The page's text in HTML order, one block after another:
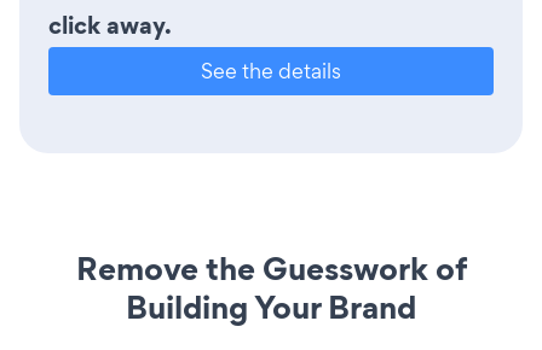
click away.
See the details
Remove the Guesswork of
Building Your Brand